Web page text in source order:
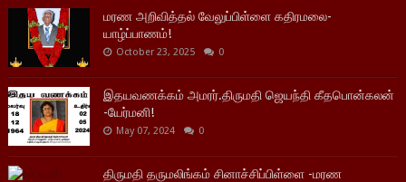
மரண அறிவித்தல் வேலுப்பிள்ளை கதிரமலை-
யாழ்ப்பாணம்!
October 23, 2025 0
இதயவணக்கம் அமரர்.திருமதி ஜெயந்தி கீதபொன்கலன்
-யேர்மனி!
May 07, 2024 0
திருமதி தருமலிங்கம் சினாச்சிப்பிள்ளை -மரண